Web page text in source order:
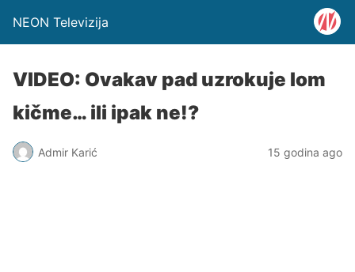
NEON Televizija
VIDEO: Ovakav pad uzrokuje lom
kičme… ili ipak ne!?
Admir Karić 15 godina ago